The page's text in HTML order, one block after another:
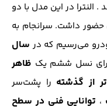
. النترا در این مدل با دو
، در ایران حضور داشت. سرانجام به
می‌رسیم که در سال
برای نسل ششم یک ظاهر
از گذشته را پشت‌سر
، توانایی فنی در سطح